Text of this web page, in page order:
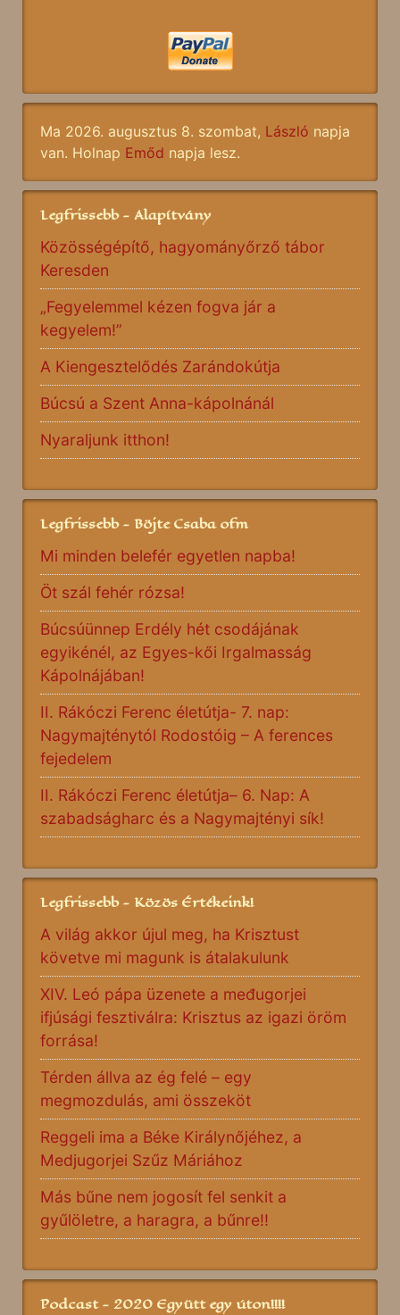
Ma 2026. augusztus 8. szombat, László napja
van. Holnap Emőd napja lesz.
Legfrissebb - Alapítvány
Közösségépítő, hagyományőrző tábor
Keresden
„Fegyelemmel kézen fogva jár a
kegyelem!”
A Kiengesztelődés Zarándokútja
Búcsú a Szent Anna-kápolnánál
Nyaraljunk itthon!
Legfrissebb - Böjte Csaba ofm
Mi minden belefér egyetlen napba!
Öt szál fehér rózsa!
Búcsúünnep Erdély hét csodájának
egyikénél, az Egyes-kői Irgalmasság
Kápolnájában!
II. Rákóczi Ferenc életútja- 7. nap:
Nagymajténytól Rodostóig – A ferences
fejedelem
II. Rákóczi Ferenc életútja– 6. Nap: A
szabadságharc és a Nagymajtényi sík!
Legfrissebb - Közös Értékeink!
A világ akkor újul meg, ha Krisztust
követve mi magunk is átalakulunk
XIV. Leó pápa üzenete a međugorjei
ifjúsági fesztiválra: Krisztus az igazi öröm
forrása!
Térden állva az ég felé – egy
megmozdulás, ami összeköt
Reggeli ima a Béke Királynőjéhez, a
Medjugorjei Szűz Máriához
Más bűne nem jogosít fel senkit a
gyűlöletre, a haragra, a bűnre!!
Podcast - 2020 Együtt egy úton!!!!